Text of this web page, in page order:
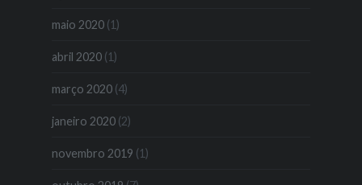
maio 2020(1)
abril 2020(1)
março 2020(4)
janeiro 2020(2)
novembro 2019 (1)